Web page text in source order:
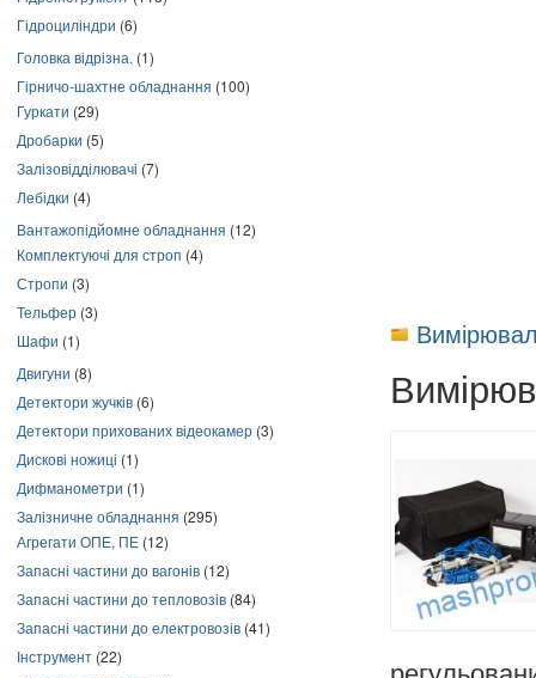
Гідроциліндри (6)
Головка відрізна. (1)
Гірничо-шахтне обладнання (100)
Гуркати (29)
Дробарки (5)
Залізовідділювачі (7)
Лебідки (4)
Вантажопідйомне обладнання (12)
Комплектуючі для строп (4)
Стропи (3)
Тельфер (3)
Шафи (1)
Двигуни (8)
Детектори жучків (6)
Детектори прихованих відеокамер (3)
Дискові ножиці (1)
Дифманометри (1)
Залізничне обладнання (295)
Агрегати ОПЕ, ПЕ (12)
Запасні частини до вагонів (12)
Запасні частини до тепловозів (84)
Запасні частини до електровозів (41)
Інструмент (22)